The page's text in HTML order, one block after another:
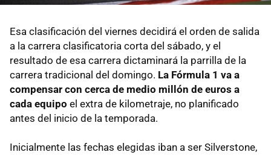
Esa clasificación del viernes decidirá el orden de salida
a la carrera clasificatoria corta del sábado, y el
resultado de esa carrera dictaminará la parrilla de la
carrera tradicional del domingo. La Fórmula 1 va a
compensar con cerca de medio millón de euros a
cada equipo el extra de kilometraje, no planificado
antes del inicio de la temporada.
Inicialmente las fechas elegidas iban a ser Silverstone,